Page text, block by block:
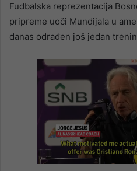
Fudbalska reprezentacija
pripreme uoči Mundijala u
danas odrađen još jedan